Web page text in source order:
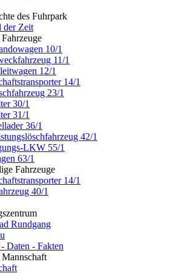
des Fuhrpark
der Zeit
10/1
11/1
12/1
14/1
23/1
30/1
31/1
36/1
42/1
LKW 55/1
63/1
Fahrzeuge
14/1
40/1
Rundgang
Daten - Fakten
Mannschaft